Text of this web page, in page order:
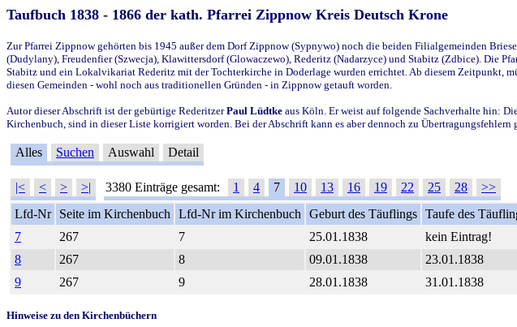
Taufbuch 1838 - 1866 der kath. Pfarrei Zippnow Kreis Deutsch Krone
Zur Pfarrei Zippnow gehörten bis 1945 außer dem Dorf Zippnow (Sypnywo) noch die beiden Filialgemeinden
(Dudylany), Freudenfier (Szwecja), Klawittersdorf (Glowaczewo), Rederitz (Nadarzyce) und Stabitz (Zdbice). Die
Stabitz und ein Lokalvikariat Rederitz mit der Tochterkirche in Doderlage wurden errichtet. Ab diesem Zeitpunkt,
diesen Gemeinden - wohl noch aus traditionellen Gründen - in Zippnow getauft worden.
Autor dieser Abschrift ist der gebürtige RederitzerPaul Lüdtke aus Köln. Er weist auf folgende Sachverhalte hin:
Kirchenbuch, sind in dieser Liste korrigiert worden. Bei der Abschrift kann es aber dennoch zu
Alles Suchen Auswahl Detail
|< < > >| 3380 Einträge gesamt: 1 4 7 10 13 16 19 22 25 28
>>
Lfd-Nr
Seite im Kirchenbuch Lfd-Nr im Kirchenbuch Geburt des Täuflings Taufe des
7
267 7 25.01.1838 kein Eintrag!
8
267 8 09.01.1838 23.01.1838
9
267 9 28.01.1838 31.01.1838
Hinweise zu den Kirchenbüchern